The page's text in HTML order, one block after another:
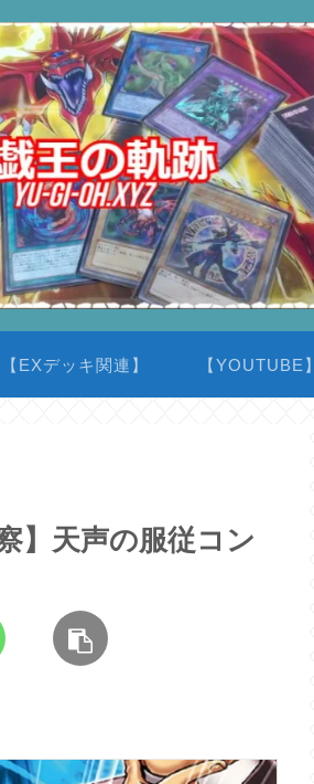
【EXデッキ関連】 【YOUTUBE】
】天声の服従コン